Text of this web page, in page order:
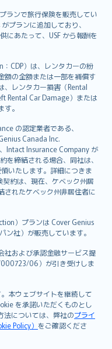
ランで旅行保険を販売してい
プランに追加しており、
にあたって、USF から報酬を
CDP）は、レンタカーの紛
額の全額または一部を補償す
、レンタカー損害（Rental
Rental Car Damage）または
。
の認定業者である、
Canada Inc.
Intact Insurance Company が
を締結される場合、同社は、
いたします。詳細につきま
約は、現在、ケベック州居
されたケベック州非居住者に
）プランは Cover Genius
ン社）が販売しています。
社および承認金融サービス提
06）が引き受けしま
本ウェブサイトを継続して
を承諾いただくものとし
法については、弊社のプライ
Policy） をご確認くださ